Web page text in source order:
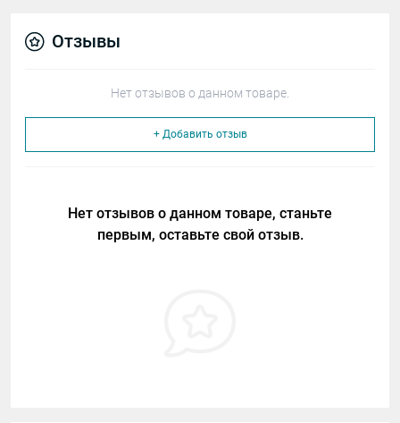
Отзывы
Нет отзывов о данном товаре.
+ Добавить отзыв
Нет отзывов о данном товаре, станьте
первым, оставьте свой отзыв.